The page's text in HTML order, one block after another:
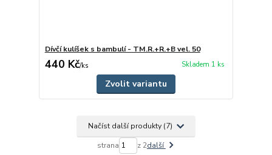
Dívčí kulíšek s bambulí - TM.R.+R.+B vel. 50
440 Kč/ks Skladem 1 ks
Zvolit variantu
Načíst další produkty (7)
strana z 2další